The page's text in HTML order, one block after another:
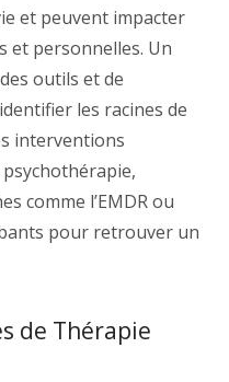
et peuvent impacter
et personnelles. Un
outils et de
les racines de
interventions
comme l’EMDR ou
pour retrouver un
de Thérapie